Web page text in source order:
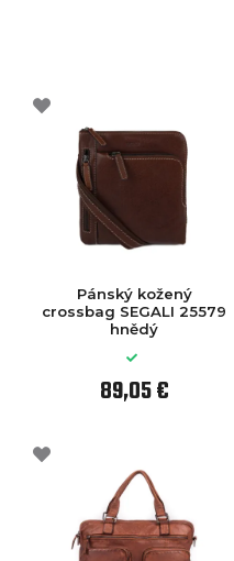
Pánský kožený
crossbag SEGALI 25579
hnědý
89,05 €